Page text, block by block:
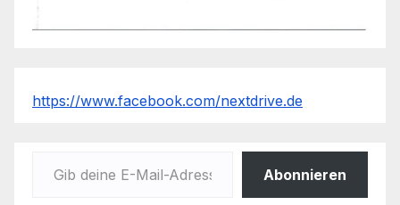
https://www.facebook.com/nextdrive.de
Abonnieren